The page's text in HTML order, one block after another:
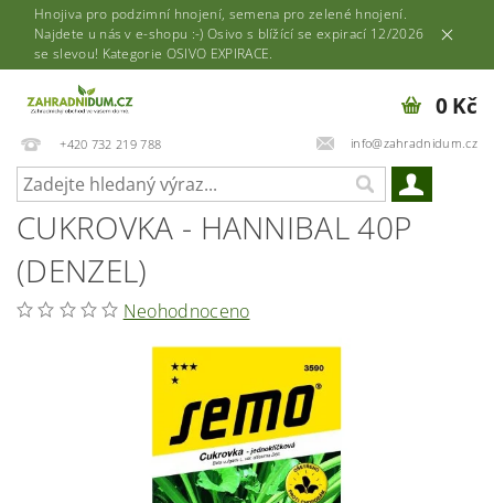
Hnojiva pro podzimní hnojení, semena pro zelené hnojení.
Najdete u nás v e-shopu :-) Osivo s blížící se expirací 12/2026
se slevou! Kategorie OSIVO EXPIRACE.
+420 732 219 788 info@zahradnidum.cz
0 Kč
CUKROVKA - HANNIBAL 40P
(DENZEL)
Neohodnoceno